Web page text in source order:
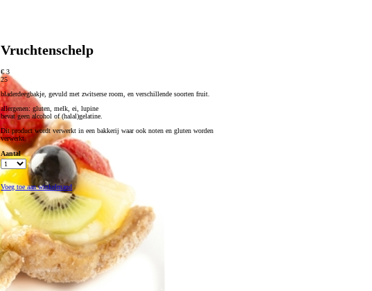
Vruchtenschelp
€ 3
25
bladerdeegbakje, gevuld met zwitserse room, en verschillende soorten fruit.
allergenen: gluten, melk, ei, lupine
bevat geen alcohol of (halal)gelatine.
Dit product wordt verwerkt in een bakkerij waar ook noten en gluten worden
verwerkt.
Aantal
Voeg toe aan winkelmand